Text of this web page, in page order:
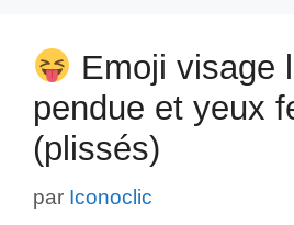
Emoji visage
pendue et yeux
(plissés)
par Iconoclic